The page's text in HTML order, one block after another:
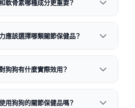
軟骨素哪種成分更重要？
應該選擇哪類關節保健品？
狗狗有什麼實際效用？
用狗狗的關節保健品嗎？